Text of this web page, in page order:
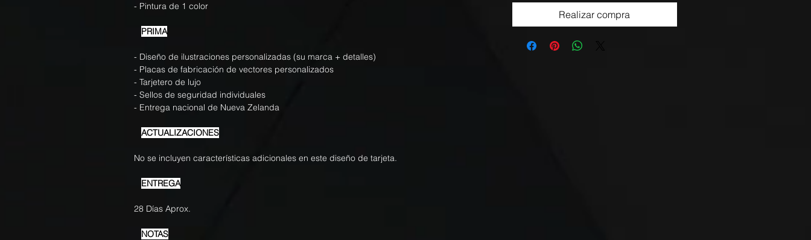
- Pintura de 1 color
PRIMA
- Diseño de ilustraciones personalizadas (su marca + detalles)
- Placas de fabricación de vectores personalizados
- Tarjetero de lujo
- Sellos de seguridad individuales
- Entrega nacional de Nueva Zelanda
ACTUALIZACIONES
No se incluyen características adicionales en este diseño de tarjeta.
ENTREGA
28 Días Aprox.
NOTAS
Realizar compra